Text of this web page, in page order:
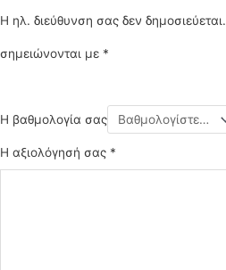
Η ηλ. διεύθυνση σας δεν δημοσιεύεται.
σημειώνονται με *
Η βαθμολογία σας
Η αξιολόγησή σας *